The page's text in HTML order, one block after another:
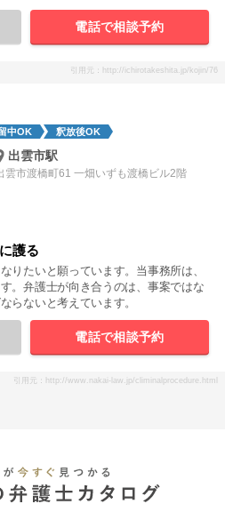
電話で相談予約
引用元：http://ichirotakeshita.jp/kojin/76
中OK 釈放後OK
出雲市駅
雲市渡橋町61 一畑いずも渡橋ビル2階
護る
りたいと願っています。当事務所は、
。弁護士が向き合うのは、事案ではな
らないと考えています。
電話で相談予約
引用元：http://www.nakai-law.jp/climinalprocedure.html